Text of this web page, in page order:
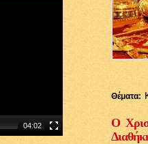
04:02
Θέματα:
Ο